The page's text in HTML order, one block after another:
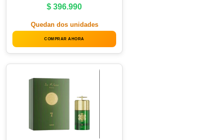
$ 396.990
Quedan dos unidades
COMPRAR AHORA